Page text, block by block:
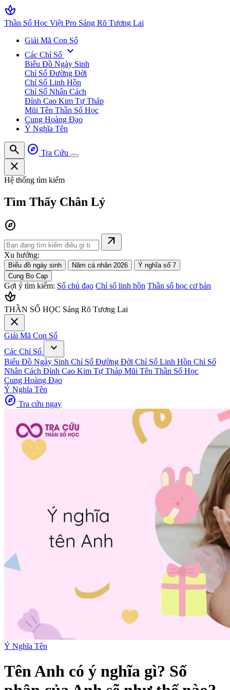
spa
Thần Số Học Việt Pro Sáng Rõ Tương Lai
Giải Mã Con Số
Các Chỉ Số expand_more
Biểu Đồ Ngày Sinh
Chỉ Số Đường Đời
Chỉ Số Linh Hồn
Chỉ Số Nhân Cách
Đỉnh Cao Kim Tự Tháp
Mũi Tên Thần Số Học
Cung Hoàng Đạo
Ý Nghĩa Tên
search explore Tra Cứu
close
Hệ thống tìm kiếm
Tìm Thấy Chân Lý
explore
arrow_outward
Xu hướng:
Biểu đồ ngày sinh Năm cá nhân 2026
Ý nghĩa số 7
Cung Bọ Cạp
Gợi ý tìm kiếm: Số chủ đạo Chỉ số linh hồn Thần số học cơ bản
spa
THẦN SỐ HỌC Sáng Rõ Tương Lai
close
Giải Mã Con Số
Các Chỉ Số
expand_more
Biểu Đồ Ngày Sinh Chỉ Số Đường Đời Chỉ Số Linh Hồn Chỉ Số
Nhân Cách Đỉnh Cao Kim Tự Tháp Mũi Tên Thần Số Học
Cung Hoàng Đạo
Ý Nghĩa Tên
explore Tra cứu ngay
Ý Nghĩa Tên
Tên Anh có ý nghĩa gì? Số